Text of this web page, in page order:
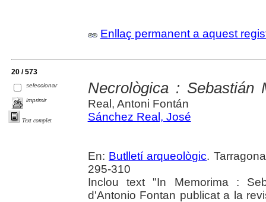
Enllaç permanent a aquest
20 / 573
seleccionar
imprimir
Text complet
Necrològica : Sebastián
Real, Antoni Fontán
Sánchez Real, José
En: Butlletí arqueològic.
295-310
Inclou text "In Memorima :
d'Antonio Fontan publicat a la